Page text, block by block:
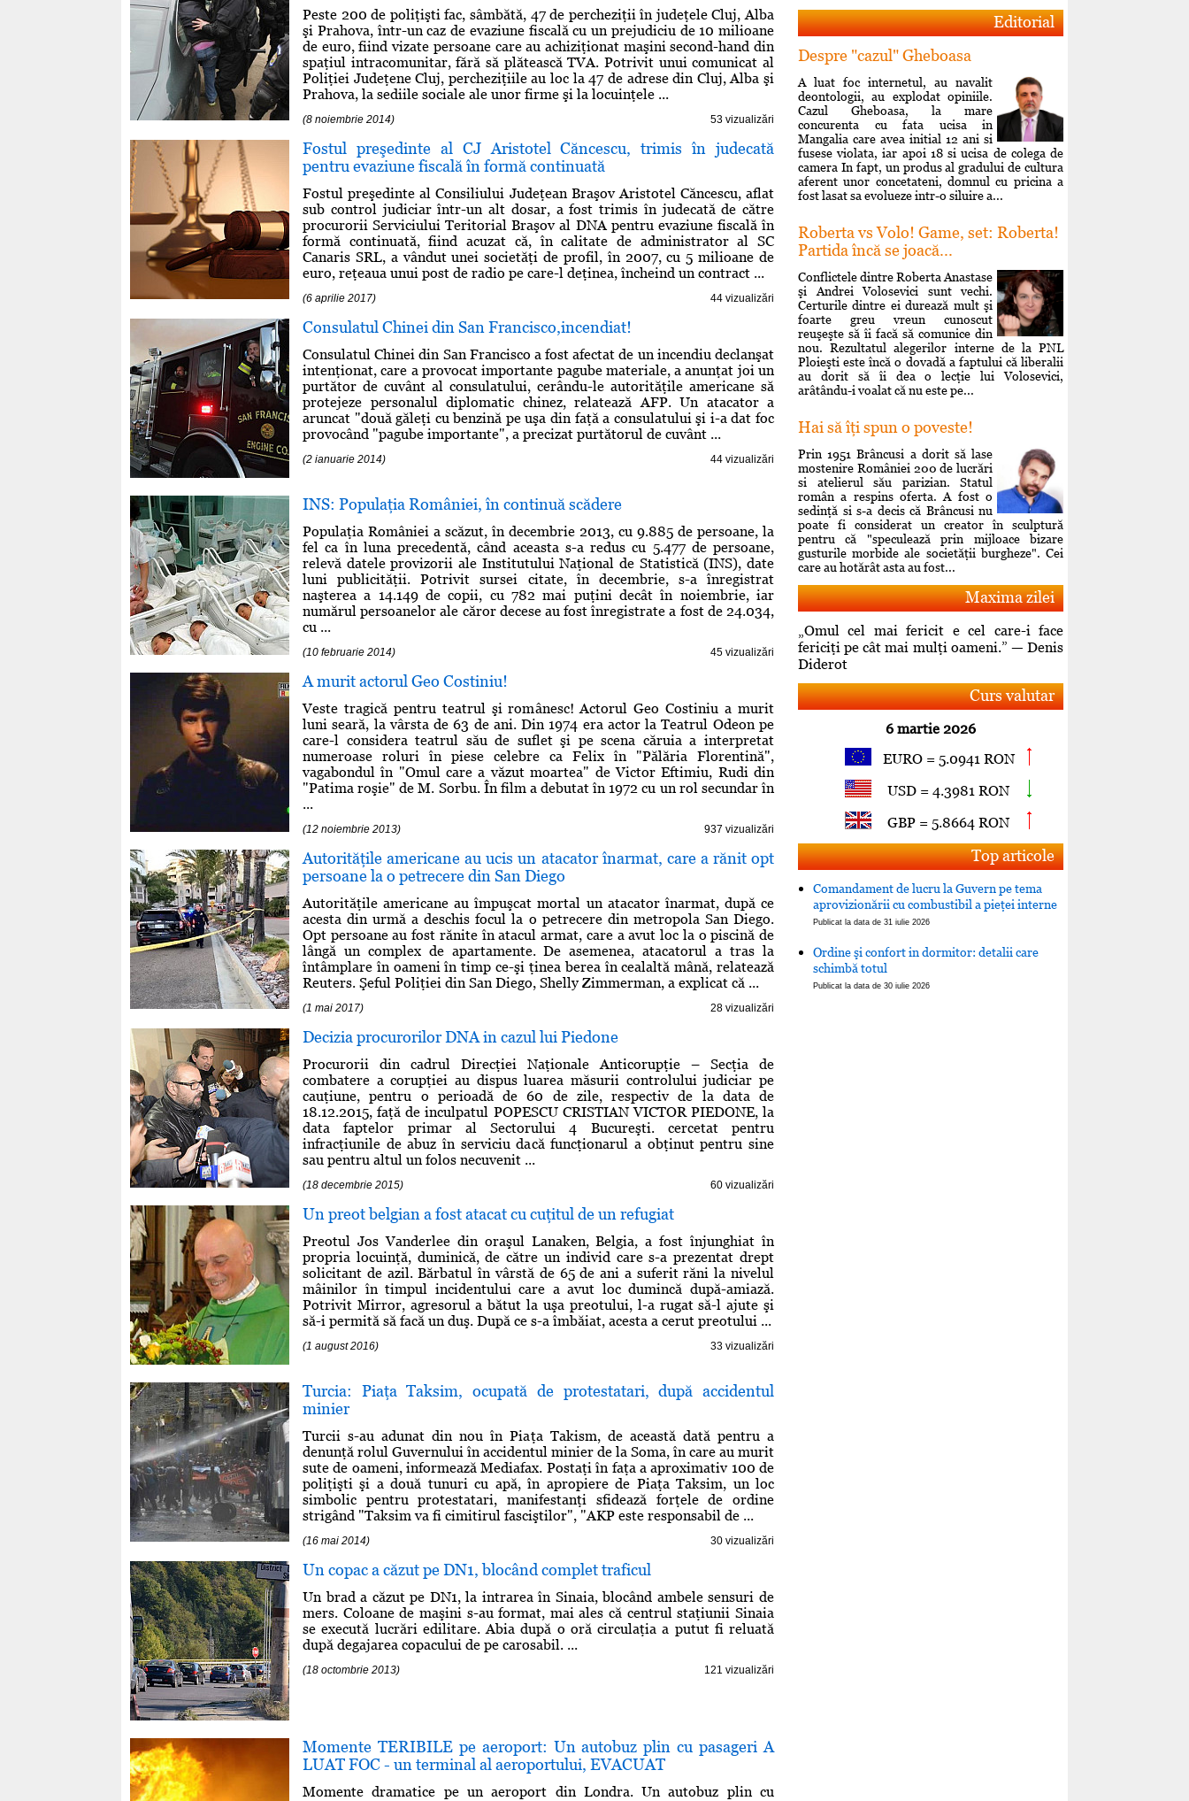
Peste 200 de poliţişti fac, sâmbătă, 47 de percheziţii în judeţele Cluj, Alba
şi Prahova, într-un caz de evaziune fiscală cu un prejudiciu de 10 milioane
de euro, fiind vizate persoane care au achiziţionat maşini second-hand din
spaţiul intracomunitar, fără să plătească TVA. Potrivit unui comunicat al
Poliţiei Judeţene Cluj, percheziţiile au loc la 47 de adrese din Cluj, Alba şi
Prahova, la sediile sociale ale unor firme şi la locuinţele ...
(8 noiembrie 2014) 53 vizualizări
Fostul preşedinte al CJ Aristotel Căncescu, trimis în judecată
pentru evaziune fiscală în formă continuată
Fostul preşedinte al Consiliului Judeţean Braşov Aristotel Căncescu, aflat
sub control judiciar într-un alt dosar, a fost trimis în judecată de către
procurorii Serviciului Teritorial Braşov al DNA pentru evaziune fiscală în
formă continuată, fiind acuzat că, în calitate de administrator al SC
Canaris SRL, a vândut unei societăţi de profil, în 2007, cu 5 milioane de
euro, reţeaua unui post de radio pe care-l deţinea, încheind un contract ...
(6 aprilie 2017) 44 vizualizări
Consulatul Chinei din San Francisco,incendiat!
Consulatul Chinei din San Francisco a fost afectat de un incendiu declanşat
intenţionat, care a provocat importante pagube materiale, a anunţat joi un
purtător de cuvânt al consulatului, cerându-le autorităţile americane să
protejeze personalul diplomatic chinez, relatează AFP. Un atacator a
aruncat "două găleţi cu benzină pe uşa din faţă a consulatului şi i-a dat foc
provocând "pagube importante", a precizat purtătorul de cuvânt ...
(2 ianuarie 2014) 44 vizualizări
INS: Populaţia României, în continuă scădere
Populaţia României a scăzut, în decembrie 2013, cu 9.885 de persoane, la
fel ca în luna precedentă, când aceasta s-a redus cu 5.477 de persoane,
relevă datele provizorii ale Institutului Naţional de Statistică (INS), date
luni publicităţii. Potrivit sursei citate, în decembrie, s-a înregistrat
naşterea a 14.149 de copii, cu 782 mai puţini decât în noiembrie, iar
numărul persoanelor ale căror decese au fost înregistrate a fost de 24.034,
cu ...
(10 februarie 2014) 45 vizualizări
A murit actorul Geo Costiniu!
Veste tragică pentru teatrul şi românesc! Actorul Geo Costiniu a murit
luni seară, la vârsta de 63 de ani. Din 1974 era actor la Teatrul Odeon pe
care-l considera teatrul său de suflet şi pe scena căruia a interpretat
numeroase roluri în piese celebre ca Felix în "Pălăria Florentină",
vagabondul în "Omul care a văzut moartea" de Victor Eftimiu, Rudi din
"Patima roşie" de M. Sorbu. În film a debutat în 1972 cu un rol secundar în
...
(12 noiembrie 2013) 937 vizualizări
Autorităţile americane au ucis un atacator înarmat, care a rănit opt
persoane la o petrecere din San Diego
Autorităţile americane au împuşcat mortal un atacator înarmat, după ce
acesta din urmă a deschis focul la o petrecere din metropola San Diego.
Opt persoane au fost rănite în atacul armat, care a avut loc la o piscină de
lângă un complex de apartamente. De asemenea, atacatorul a tras la
întâmplare în oameni în timp ce-şi ţinea berea în cealaltă mână, relatează
Reuters. Şeful Poliţiei din San Diego, Shelly Zimmerman, a explicat că ...
(1 mai 2017) 28 vizualizări
Decizia procurorilor DNA in cazul lui Piedone
Procurorii din cadrul Direcţiei Naţionale Anticorupţie – Secţia de
combatere a corupţiei au dispus luarea măsurii controlului judiciar pe
cauţiune, pentru o perioadă de 60 de zile, respectiv de la data de
18.12.2015, faţă de inculpatul POPESCU CRISTIAN VICTOR PIEDONE, la
data faptelor primar al Sectorului 4 Bucureşti. cercetat pentru
infracţiunile de abuz în serviciu dacă funcţionarul a obţinut pentru sine
sau pentru altul un folos necuvenit ...
(18 decembrie 2015) 60 vizualizări
Un preot belgian a fost atacat cu cuţitul de un refugiat
Preotul Jos Vanderlee din oraşul Lanaken, Belgia, a fost înjunghiat în
propria locuinţă, duminică, de către un individ care s-a prezentat drept
solicitant de azil. Bărbatul în vârstă de 65 de ani a suferit răni la nivelul
mâinilor în timpul incidentului care a avut loc dumincă după-amiază.
Potrivit Mirror, agresorul a bătut la uşa preotului, l-a rugat să-l ajute şi
să-i permită să facă un duş. După ce s-a îmbăiat, acesta a cerut preotului ...
(1 august 2016) 33 vizualizări
Turcia: Piaţa Taksim, ocupată de protestatari, după accidentul
minier
Turcii s-au adunat din nou în Piaţa Takism, de această dată pentru a
denunţă rolul Guvernului în accidentul minier de la Soma, în care au murit
sute de oameni, informează Mediafax. Postaţi în faţa a aproximativ 100 de
poliţişti şi a două tunuri cu apă, în apropiere de Piaţa Taksim, un loc
simbolic pentru protestatari, manifestanţi sfidează forţele de ordine
strigând "Taksim va fi cimitirul fasciştilor", "AKP este responsabil de ...
(16 mai 2014) 30 vizualizări
Un copac a căzut pe DN1, blocând complet traficul
Un brad a căzut pe DN1, la intrarea în Sinaia, blocând ambele sensuri de
mers. Coloane de maşini s-au format, mai ales că centrul staţiunii Sinaia
se execută lucrări edilitare. Abia după o oră circulaţia a putut fi reluată
după degajarea copacului de pe carosabil. ...
(18 octombrie 2013) 121 vizualizări
Momente TERIBILE pe aeroport: Un autobuz plin cu pasageri A
LUAT FOC - un terminal al aeroportului, EVACUAT
Momente dramatice pe un aeroport din Londra. Un autobuz plin cu
Editorial
Despre "cazul" Gheboasa
A luat foc internetul, au navalit
deontologii, au explodat opiniile.
Cazul Gheboasa, la mare
concurenta cu fata ucisa in
Mangalia care avea initial 12 ani si
fusese violata, iar apoi 18 si ucisa de colega de
camera In fapt, un produs al gradului de cultura
aferent unor concetateni, domnul cu pricina a
fost lasat sa evolueze intr-o siluire a...
Roberta vs Volo! Game, set: Roberta!
Partida încă se joacă...
Conflictele dintre Roberta Anastase
şi Andrei Volosevici sunt vechi.
Certurile dintre ei durează mult şi
foarte greu vreun cunoscut
reuşeşte să îi facă să comunice din
nou. Rezultatul alegerilor interne de la PNL
Ploieşti este încă o dovadă a faptului că liberalii
au dorit să îi dea o lecţie lui Volosevici,
arâtându-i voalat că nu este pe...
Hai să îţi spun o poveste!
Prin 1951 Brâncusi a dorit să lase
mostenire României 200 de lucrări
si atelierul său parizian. Statul
român a respins oferta. A fost o
sedinţă si s-a decis că Brâncusi nu
poate fi considerat un creator în sculptură
pentru că "speculează prin mijloace bizare
gusturile morbide ale societăţii burgheze". Cei
care au hotărât asta au fost...
Maxima zilei
„Omul cel mai fericit e cel care-i face
fericiţi pe cât mai mulţi oameni.” — Denis
Diderot
Curs valutar
6 martie 2026
EURO = 5.0941 RON
USD = 4.3981 RON
GBP = 5.8664 RON
Top articole
Comandament de lucru la Guvern pe tema
aprovizionării cu combustibil a pieţei interne
Publicat la data de 31 iulie 2026
Ordine şi confort in dormitor: detalii care
schimbă totul
Publicat la data de 30 iulie 2026